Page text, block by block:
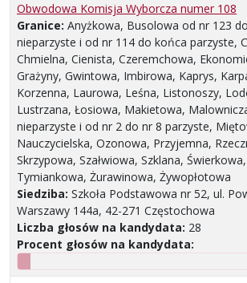
Obwodowa Komisja Wyborcza numer 108
Granice: Anyżkowa, Busolowa od nr 123
nieparzyste i od nr 114 do końca parzyste,
Chmielna, Cienista, Czeremchowa,
Grażyny, Gwintowa, Imbirowa, Kaprys,
Korzenna, Laurowa, Leśna, Listonoszy,
Lustrzana, Łosiowa, Makietowa,
nieparzyste i od nr 2 do nr 8 parzyste,
Nauczycielska, Ozonowa, Przyjemna,
Skrzypowa, Szałwiowa, Szklana,
Tymiankowa, Żurawinowa, Żywopłotowa
Siedziba: Szkoła Podstawowa nr 52, ul.
Warszawy 144a, 42-271 Częstochowa
Liczba głosów na kandydata: 28
Procent głosów na kandydata: